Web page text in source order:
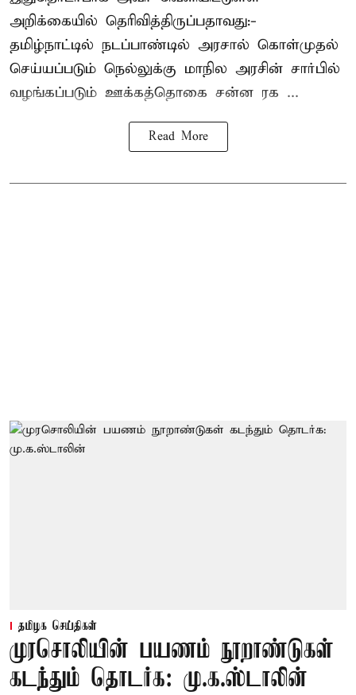
அறிக்கையில் தெரிவித்திருப்பதாவது:-
தமிழ்நாட்டில் நடப்பாண்டில் அரசால் கொள்முதல்
செய்யப்படும் நெல்லுக்கு மாநில அரசின் சார்பில்
வழங்கப்படும் ஊக்கத்தொகை சன்ன ரக ...
Read More
தமிழக செய்திகள்
முரசொலியின் பயணம் நூறாண்டுகள்
கடந்தும் தொடர்க: மு.க.ஸ்டாலின்